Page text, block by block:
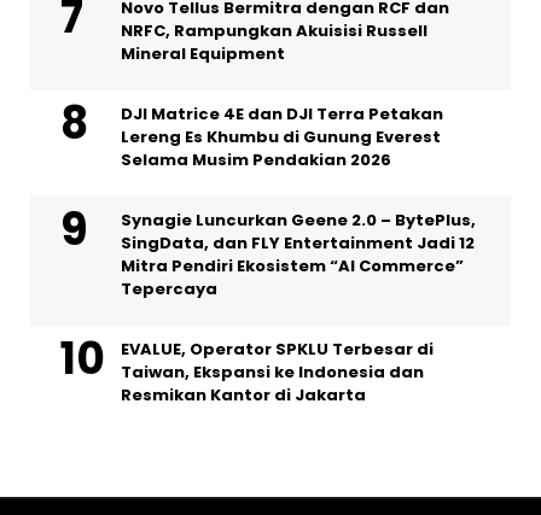
Novo Tellus Bermitra dengan RCF dan
NRFC, Rampungkan Akuisisi Russell
Mineral Equipment
DJI Matrice 4E dan DJI Terra Petakan
Lereng Es Khumbu di Gunung Everest
Selama Musim Pendakian 2026
Synagie Luncurkan Geene 2.0 – BytePlus,
SingData, dan FLY Entertainment Jadi 12
Mitra Pendiri Ekosistem “AI Commerce”
Tepercaya
EVALUE, Operator SPKLU Terbesar di
Taiwan, Ekspansi ke Indonesia dan
Resmikan Kantor di Jakarta